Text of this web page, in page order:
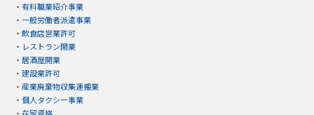
・ 有料職業紹介事業
・ 一般労働者派遣事業
・ 飲食店営業許可
・ レストラン開業
・ 居酒屋開業
・ 建設業許可
・ 産業廃棄物収集運搬業
・ 個人タクシー事業